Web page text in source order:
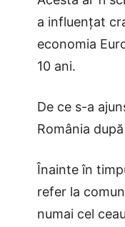
a influențat
economia
10 ani.
De ce s-a
România
Înainte în
refer la
numai cel